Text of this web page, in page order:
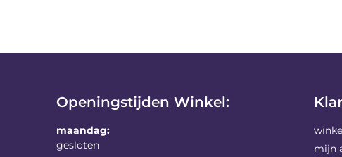
Openingstijden Winkel:
maandag:
gesloten
mijn